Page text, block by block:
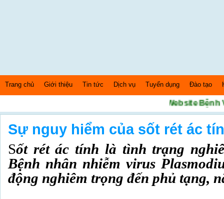
Trang chủ Giới thiệu Tin tức Dịch vụ Tuyển dụng Đào tạo
Chào mừng bạn đến với Website Bệnh Viện
Sự nguy hiểm của sốt rét ác
Sốt rét ác tính là tình trạng
Bệnh nhân nhiễm virus
động nghiêm trọng đến phủ tạng,